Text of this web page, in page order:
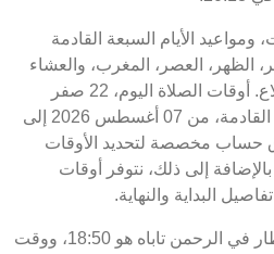
ومواعيد الأيام السبعة القادمة
الظهر، العصر، المغرب، والعشاء
في الرحمن تاباه متاحة للاطلاع. أوقات الصلاة اليوم، 22 صفر
1448 ، وبرنامج الأيام السبعة القادمة، من 07 أغسطس 2026 إلى
، مع طرق حساب مخصصة لتحديد الأوقات
إلى ذلك، نتوفر أوقات
البداية والنهاية.
موعد غروب الشمس أو الإفطار في الرحمن تاباه هو 18:50، ووقت